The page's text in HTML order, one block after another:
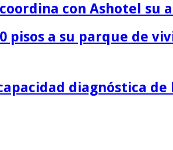
con Ashotel su
pisos a su parque de
diagnóstica